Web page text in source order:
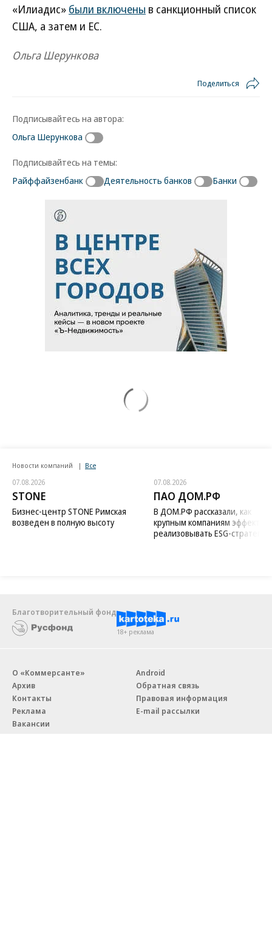
«Илиадис» были включены в санкционный список
США, а затем и ЕС.
Ольга Шерункова
Поделиться
Подписывайтесь на автора:
Ольга Шерункова
Подписывайтесь на темы:
Райффайзенбанк
Деятельность банков Банки
Новости компаний Все
07.08.2026
STONE
Бизнес-центр STONE Римская
возведен в полную высоту
07.08.2026
ПАО ДОМ.РФ
В ДОМ.РФ рассказали, как
крупным компаниям
реализовывать ESG-стратегию
Благотворительный фонд
18+ реклама
О «Коммерсанте»
Архив
Контакты
Реклама
Вакансии
Android
Обратная связь
Правовая информация
E-mail рассылки